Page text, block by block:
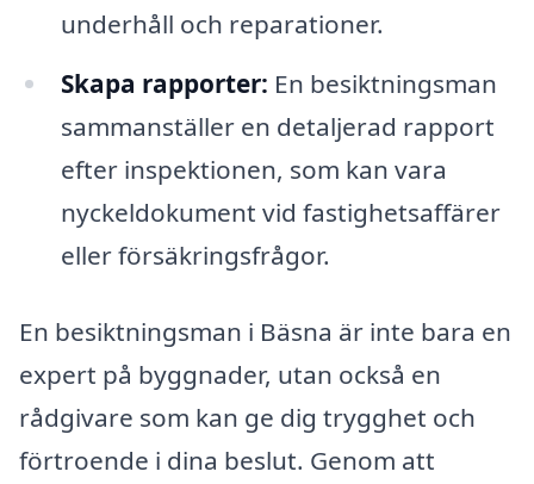
underhåll och reparationer.
Skapa rapporter: En besiktningsman
sammanställer en detaljerad rapport
efter inspektionen, som kan vara
nyckeldokument vid fastighetsaffärer
eller försäkringsfrågor.
En besiktningsman i Bäsna är inte bara en
expert på byggnader, utan också en
rådgivare som kan ge dig trygghet och
förtroende i dina beslut. Genom att